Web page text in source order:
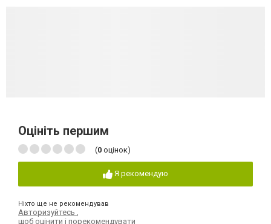
Оцініть першим
(0 оцінок)
Я рекомендую
Ніхто ще не рекомендував
Авторизуйтесь
щоб оцінити і порекомендувати